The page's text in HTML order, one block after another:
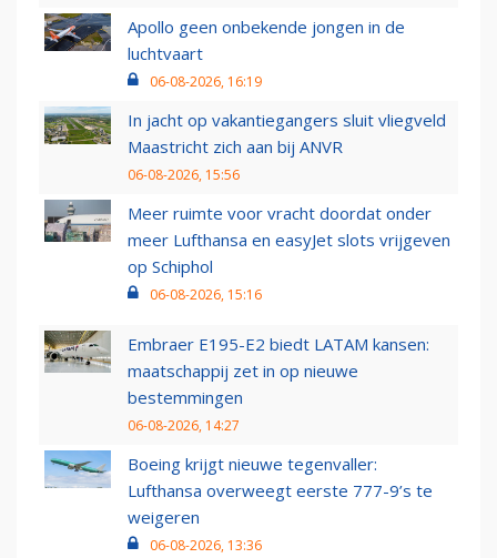
Apollo geen onbekende jongen in de
luchtvaart
06-08-2026, 16:19
In jacht op vakantiegangers sluit vliegveld
Maastricht zich aan bij ANVR
06-08-2026, 15:56
Meer ruimte voor vracht doordat onder
meer Lufthansa en easyJet slots vrijgeven
op Schiphol
06-08-2026, 15:16
Embraer E195-E2 biedt LATAM kansen:
maatschappij zet in op nieuwe
bestemmingen
06-08-2026, 14:27
Boeing krijgt nieuwe tegenvaller:
Lufthansa overweegt eerste 777-9’s te
weigeren
06-08-2026, 13:36